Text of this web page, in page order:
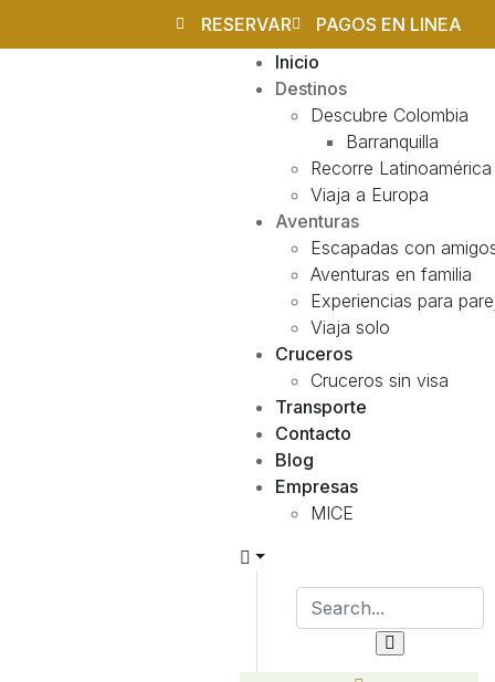
RESERVAR
PAGOS EN LINEA
Inicio
Destinos
Descubre Colombia
Barranquilla
Recorre Latinoamérica
Viaja a Europa
Aventuras
Escapadas con
Aventuras en familia
Experiencias para
Viaja solo
Cruceros
Cruceros sin visa
Transporte
Contacto
Blog
Empresas
MICE